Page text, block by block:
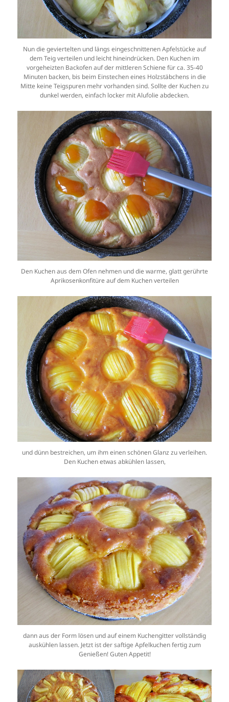
Nun die geviertelten und längs eingeschnittenen Apfelstücke auf
dem Teig verteilen und leicht hineindrücken. Den Kuchen im
vorgeheizten Backofen auf der mittleren Schiene für ca. 35-40
Minuten backen, bis beim Einstechen eines Holzstäbchens in die
Mitte keine Teigspuren mehr vorhanden sind. Sollte der Kuchen zu
dunkel werden, einfach locker mit Alufolie abdecken.
Den Kuchen aus dem Ofen nehmen und die warme, glatt gerührte
Aprikosenkonfitüre auf dem Kuchen verteilen
und dünn bestreichen, um ihm einen schönen Glanz zu verleihen.
Den Kuchen etwas abkühlen lassen,
dann aus der Form lösen und auf einem Kuchengitter vollständig
auskühlen lassen. Jetzt ist der saftige Apfelkuchen fertig zum
Genießen! Guten Appetit!